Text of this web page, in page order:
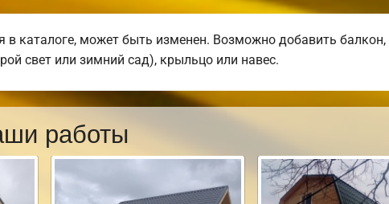
может быть изменен. Возможно добавить балкон,
свет или зимний сад), крыльцо или навес.
работы